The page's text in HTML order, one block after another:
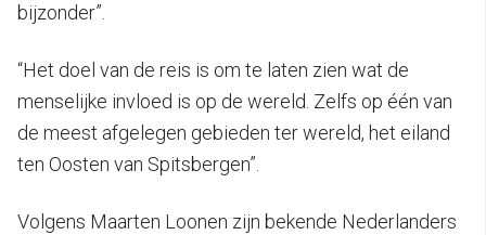
bijzonder”.
“Het doel van de reis is om te laten zien wat de
menselijke invloed is op de wereld. Zelfs op één van
de meest afgelegen gebieden ter wereld, het eiland
ten Oosten van Spitsbergen”.
Volgens Maarten Loonen zijn bekende Nederlanders